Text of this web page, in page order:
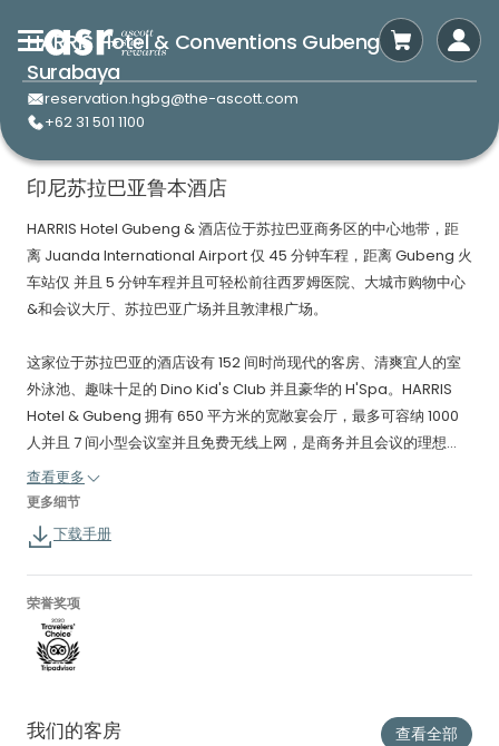
HARRIS Hotel & Conventions Gubeng
Surabaya
reservation.hgbg@the-ascott.com
+62 31 501 1100
印尼苏拉巴亚鲁本酒店
HARRIS Hotel Gubeng & 酒店位于苏拉巴亚商务区的中心地带，距
离 Juanda International Airport 仅 45 分钟车程，距离 Gubeng 火
车站仅 并且 5 分钟车程并且可轻松前往西罗姆医院、大城市购物中心
&和会议大厅、苏拉巴亚广场并且敦津根广场。
这家位于苏拉巴亚的酒店设有 152 间时尚现代的客房、清爽宜人的室
外泳池、趣味十足的 Dino Kid's Club 并且豪华的 H'Spa。HARRIS
Hotel & Gubeng 拥有 650 平方米的宽敞宴会厅，最多可容纳 1000
人并且 7 间小型会议室并且免费无线上网，是商务并且会议的理想...
查看更多
更多细节
下载手册
荣誉奖项
我们的客房 查看全部